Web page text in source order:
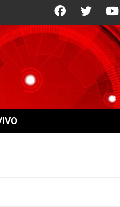
+22°C